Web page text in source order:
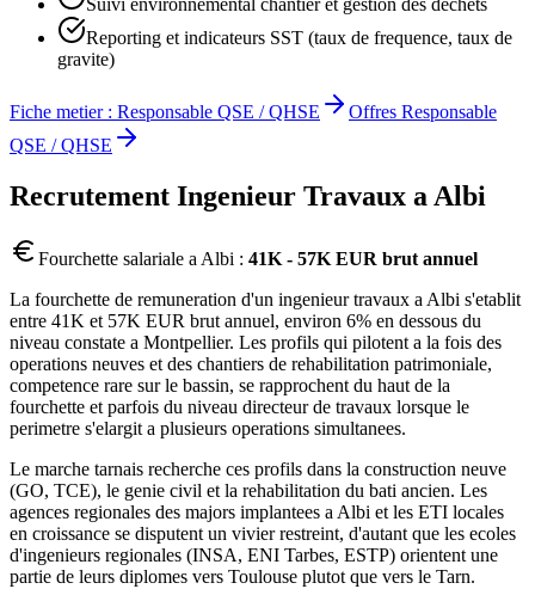
Suivi environnemental chantier et gestion des dechets
Reporting et indicateurs SST (taux de frequence, taux de
gravite)
Fiche metier : Responsable QSE / QHSE Offres Responsable
QSE / QHSE
Recrutement Ingenieur Travaux aAlbi
Fourchette salariale a Albi : 41K - 57K EUR brut annuel
La fourchette de remuneration d'un ingenieur travaux a Albi s'etablit
entre 41K et 57K EUR brut annuel, environ 6% en dessous du
niveau constate a Montpellier. Les profils qui pilotent a la fois des
operations neuves et des chantiers de rehabilitation patrimoniale,
competence rare sur le bassin, se rapprochent du haut de la
fourchette et parfois du niveau directeur de travaux lorsque le
perimetre s'elargit a plusieurs operations simultanees.
Le marche tarnais recherche ces profils dans la construction neuve
(GO, TCE), le genie civil et la rehabilitation du bati ancien. Les
agences regionales des majors implantees a Albi et les ETI locales
en croissance se disputent un vivier restreint, d'autant que les ecoles
d'ingenieurs regionales (INSA, ENI Tarbes, ESTP) orientent une
partie de leurs diplomes vers Toulouse plutot que vers le Tarn.